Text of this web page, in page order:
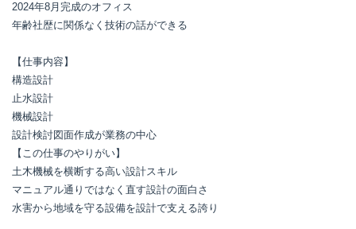
2024年8月完成のオフィス
年齢社歴に関係なく技術の話ができる
【仕事内容】
構造設計
止水設計
機械設計
設計検討図面作成が業務の中心
【この仕事のやりがい】
土木機械を横断する高い設計スキル
マニュアル通りではなく直す設計の面白さ
水害から地域を守る設備を設計で支える誇り